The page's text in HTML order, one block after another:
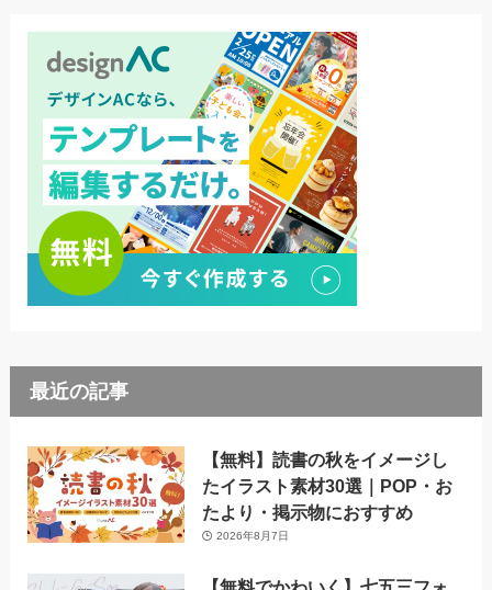
最近の記事
【無料】読書の秋をイメージし
たイラスト素材30選｜POP・お
たより・掲示物におすすめ
2026年8月7日